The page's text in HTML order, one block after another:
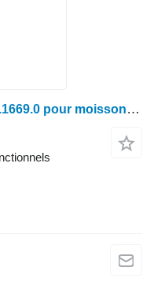
Brus korotkiy Deutz-Fahr 0.022.1669.0 pour moissonneuse-batteuse Deutz-Fahr S7206